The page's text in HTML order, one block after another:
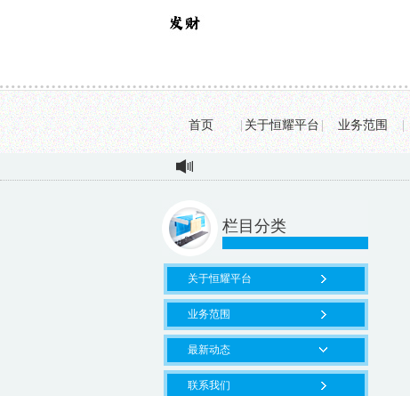
首页 | 关于恒耀平台| 业务范围 |
栏目分类
关于恒耀平台
业务范围
最新动态
联系我们